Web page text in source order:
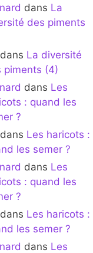
dans La
des piments
dans La diversité
piments (4)
dans Les
: quand les
?
dans Les haricots :
les semer ?
dans Les
: quand les
?
dans Les haricots :
les semer ?
dans Les